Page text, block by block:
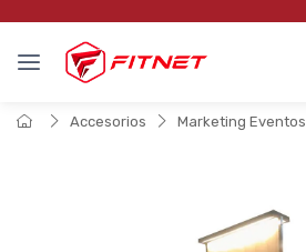
Accesorios Marketing Eventos